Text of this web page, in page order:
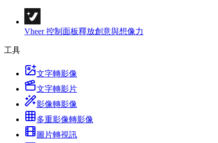
Vheer 控制面板釋放創意與想像力
工具
文字轉影像
文字轉影片
影像轉影像
多重影像轉影像
圖片轉視訊